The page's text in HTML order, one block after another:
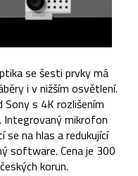
se šesti prvky má
i v nižším osvětlení.
Sony s 4K rozlišením
Integrovaný mikrofon
se na hlas a redukující
software. Cena je 300
korun.